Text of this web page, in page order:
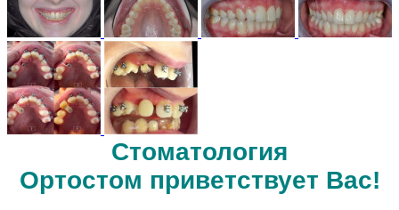
Стоматология
Ортостом приветствует Вас!